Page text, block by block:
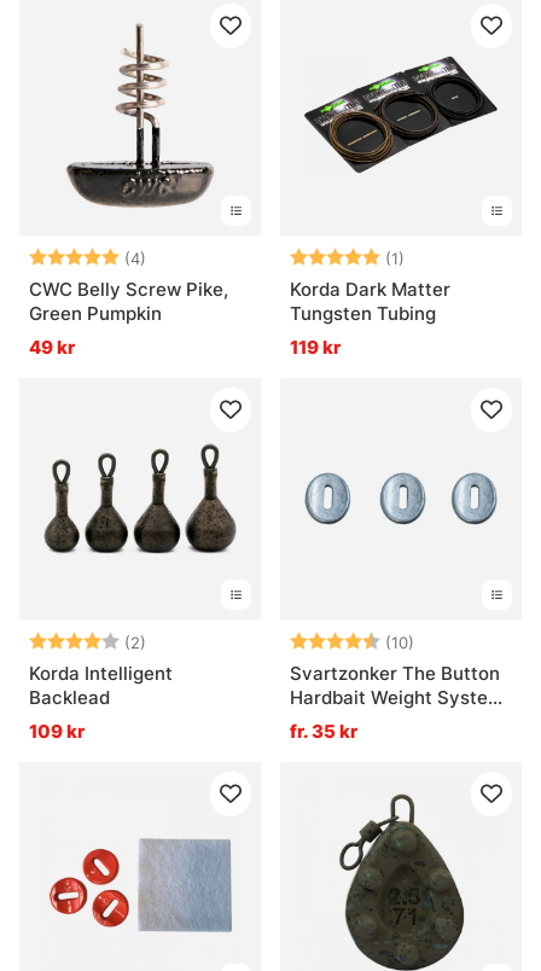
Betyg: (4)
5.0 utav 5 stjärnor
CWC Belly Screw Pike,
Green Pumpkin
49 kr
Betyg: (1)
Korda Dark Matter
Tungsten Tubing
119 kr
Betyg: (2)
4.0 utav 5 stjärnor
Korda Intelligent
Backlead
109 kr
Betyg: (10)
Svartzonker The Button
Hardbait Weight System
(3-pack)
fr. 35 kr